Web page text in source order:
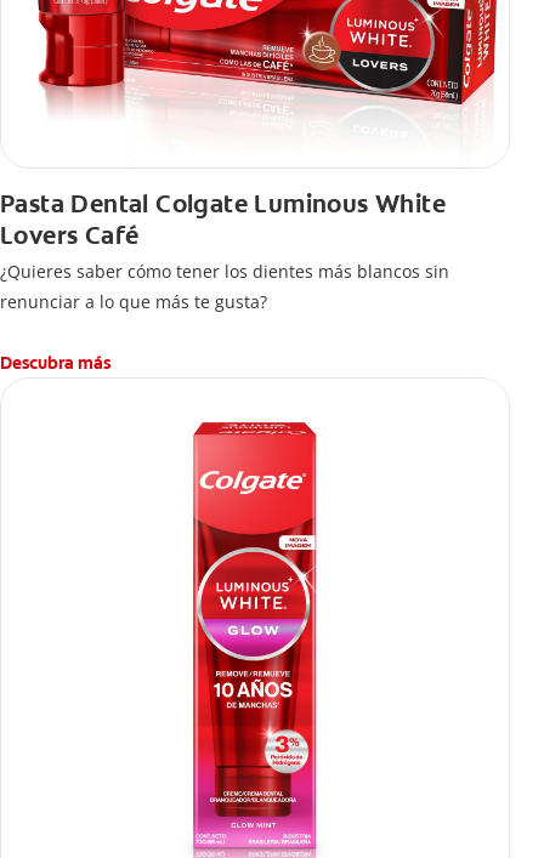
Pasta Dental Colgate Luminous White
Lovers Café
¿Quieres saber cómo tener los dientes más blancos sin
renunciar a lo que más te gusta?
Descubra más